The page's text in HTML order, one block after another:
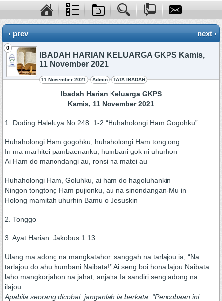
‹ prev next ›
0
IBADAH HARIAN KELUARGA GKPS Kamis,
11 November 2021
11 November 2021 Admin TATA IBADAH
Ibadah Harian Keluarga GKPS
Kamis, 11 November 2021
1. Doding Haleluya No.248: 1-2 “Huhaholongi Ham Gogohku”
Huhaholongi Ham gogohku, huhaholongi Ham tongtong
In ma marhitei pambaenanku, humbani gok ni uhurhon
Ai Ham do manondangi au, ronsi na matei au
Huhaholongi Ham, Goluhku, ai ham do hagoluhankin
Ningon tongtong Ham pujionku, au na sinondangan-Mu in
Holong mamitah uhurhin Bamu o Jesuskin
2. Tonggo
3. Ayat Harian: Jakobus 1:13
Ulang ma adong na mangkatahon sanggah na tarlajou ia, “Na
tarlajou do ahu humbani Naibata!” Ai seng boi hona lajou Naibata
laho mangkorjahon na jahat, anjaha Ia sandiri seng adong na
ilajou.
Apabila seorang dicobai, janganlah ia berkata: “Pencobaan ini